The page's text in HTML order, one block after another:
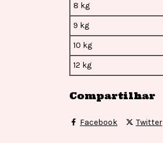
8 kg
9 kg
10 kg
12 kg
Compartilhar
Facebook Twitter